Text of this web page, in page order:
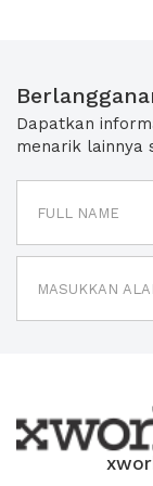
Dapatkan
menarik lainnya